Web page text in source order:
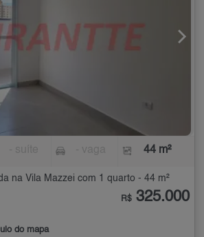
44 m²
na Vila Mazzei com 1 quarto - 44 m²
do mapa
R$ 325.000